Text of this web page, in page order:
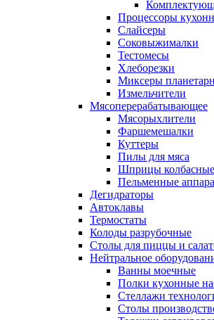
Процессоры
Слайсеры
Соковыжималки
Тестомесы
Хлеборезки
Миксеры
Измельчители
Мясоперерабатывающее
Мясорыхлители
Фаршемешалки
Куттеры
Пилы для мяса
Шприцы колбасные
Пельменные
Дегидраторы
Автоклавы
Термостаты
Колоды разрубочные
Столы для пиццы и
Нейтральное
Ванны моечные
Полки кухонные
Стеллажи
Столы